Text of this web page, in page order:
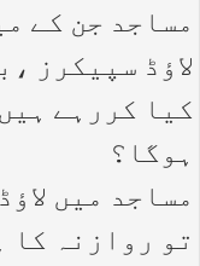
مساجد جن کے
لاؤڈ سپیکرز
کیا کررہے
ہوگا؟
مساجد میں
تو روازنہ کا